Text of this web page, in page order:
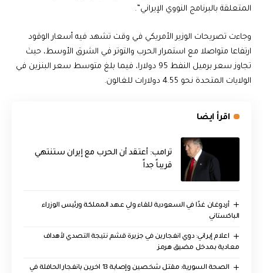
المتعلقة بالبرنامج النووي الإيراني”.
وجاءت تصريحات الوزير الأمريكي في وقت تشهد فيه أسعار الوقود
ارتفاعا متواصلا مع استمرار الحرب والتوتر في الشرق الأوسط، حيث
تجاوز سعر برميل النفط 95 دولارا، فيما بلغ متوسط سعر البنزين في
الولايات المتحدة نحو 4.55 دولارات للغالون.
اقرأ ايضا
‏ترامب: أعتقد أن الحرب مع إيران ستنتهي
قريباً جداً
أردوغان غدًا في السعودية للقاء ولي عهد المملكة ورئيس الوزراء
الباكستاني
اعلام إيراني: دوي انفجارين في جزيرة قشم نتيجة التصدي لأهداف
معادية بمدخل مضيق هرمز
الصحة السورية: مقتل شخصين وإصابة 13 اخرين بانفجار الحافلة في